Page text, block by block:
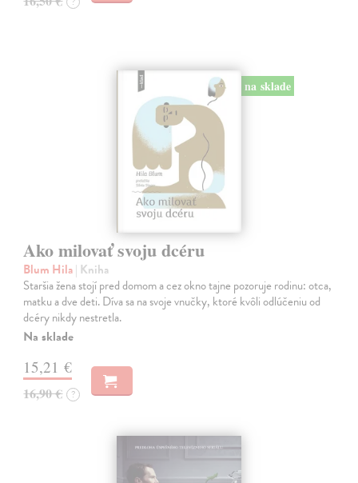
na sklade
Ako milovať svoju dcéru
Blum Hila| Kniha
Staršia žena stojí pred domom a cez okno tajne pozoruje rodinu: otca,
matku a dve deti. Díva sa na svoje vnučky, ktoré kvôli odlúčeniu od
dcéry nikdy nestretla.
Na sklade
15,21 €
16,90 € ?